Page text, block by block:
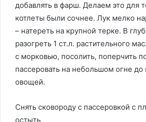
добавлять в фарш. Делаем это для
котлеты были сочнее. Лук мелко
– натереть на крупной терке. В
разогреть 1 ст.л. растительного
с морковью, посолить, поперчить
пассеровать на небольшом огне до
овощей.
Снять сковороду с пассеровкой с
остыть